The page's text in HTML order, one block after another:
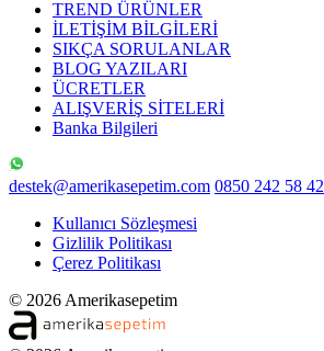
TREND ÜRÜNLER
İLETİŞİM BİLGİLERİ
SIKÇA SORULANLAR
BLOG YAZILARI
ÜCRETLER
ALIŞVERİŞ SİTELERİ
Banka Bilgileri
destek@amerikasepetim.com 0850 242 58 42
Kullanıcı Sözleşmesi
Gizlilik Politikası
Çerez Politikası
© 2026 Amerikasepetim